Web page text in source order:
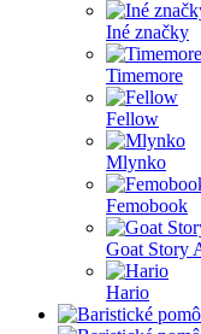
Iné značky
Timemore
Fellow
Mlynko
Femobook
Goat Story
Hario